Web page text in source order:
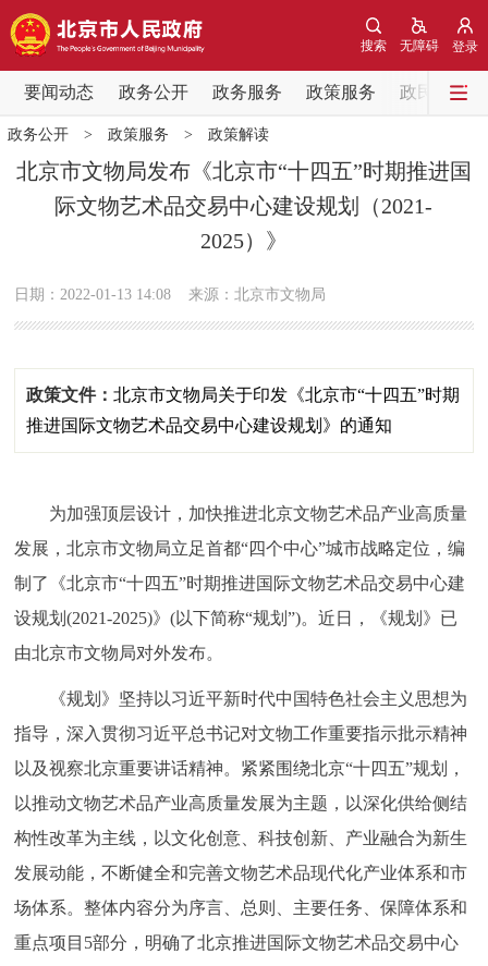
登录
无障碍
搜索
要闻动态 政务公开 政务服务 政策服务 政民互动
要闻动态
党中央精神 国务院信息
北京要闻 会议信息 部门动态
政务公开
市领导 机构职能 政策服务
政策兑现 政策解读 回应关切
决策公开 专题公开
个人服务 法人服务 部门服务
便民服务 利企服务 投资项目
中介服务
政民互动
12345网上接诉即办 我要咨询 我要建议
参与调查 在线访谈 图说互动
政务公开> 政策服务 > 政策解读
北京市文物局发布《北京市“十四五”时期推进国
际文物艺术品交易中心建设规划（2021-
2025）》
日期：2022-01-13 14:08 来源：北京市文物局
政策文件：北京市文物局关于印发《北京市“十四五”时期
推进国际文物艺术品交易中心建设规划》的通知
为加强顶层设计，加快推进北京文物艺术品产业高质量
发展，北京市文物局立足首都“四个中心”城市战略定位，编
制了《北京市“十四五”时期推进国际文物艺术品交易中心建
设规划(2021-2025)》(以下简称“规划”)。近日，《规划》已
由北京市文物局对外发布。
《规划》坚持以习近平新时代中国特色社会主义思想为
指导，深入贯彻习近平总书记对文物工作重要指示批示精神
以及视察北京重要讲话精神。紧紧围绕北京“十四五”规划，
以推动文物艺术品产业高质量发展为主题，以深化供给侧结
构性改革为主线，以文化创意、科技创新、产业融合为新生
发展动能，不断健全和完善文物艺术品现代化产业体系和市
场体系。整体内容分为序言、总则、主要任务、保障体系和
重点项目5部分，明确了北京推进国际文物艺术品交易中心